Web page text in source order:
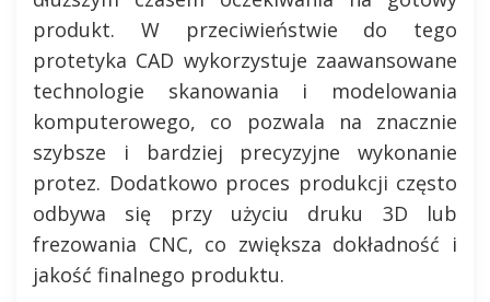
produkt. W przeciwieństwie do tego
protetyka CAD wykorzystuje zaawansowane
technologie skanowania i modelowania
komputerowego, co pozwala na znacznie
szybsze i bardziej precyzyjne wykonanie
protez. Dodatkowo proces produkcji często
odbywa się przy użyciu druku 3D lub
frezowania CNC, co zwiększa dokładność i
jakość finalnego produktu.